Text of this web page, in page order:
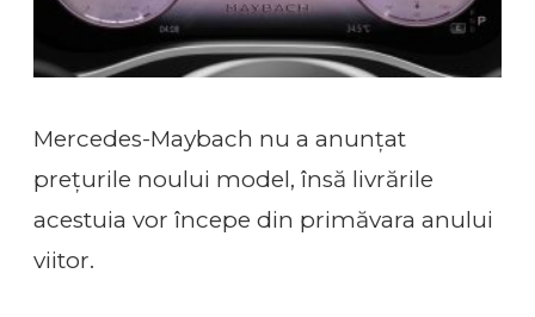
Mercedes-Maybach nu a anunțat
prețurile noului model, însă livrările
acestuia vor începe din primăvara anului
viitor.